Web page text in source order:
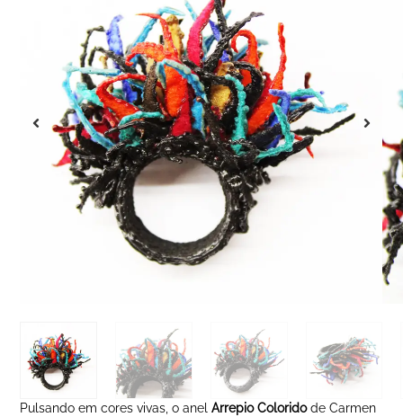
Pulsando em cores vivas, o anelArrepio Coloridode Carmen